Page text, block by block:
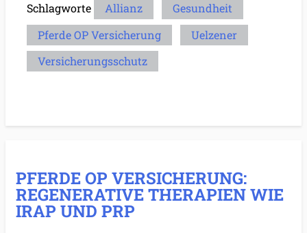
Schlagworte Allianz
Gesundheit
Pferde OP Versicherung
Uelzener
Versicherungsschutz
PFERDE OP VERSICHERUNG:
REGENERATIVE THERAPIEN WIE
IRAP UND PRP